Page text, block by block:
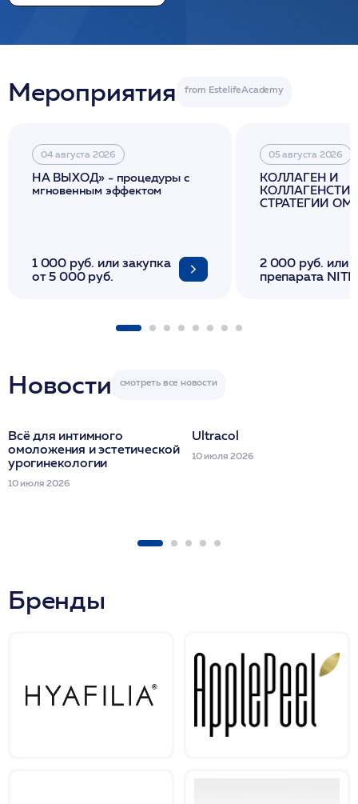
Мероприятия
04 августа 2026
НА ВЫХОД» - процедуры с
мгновенным эффектом
1 000 руб. или закупка
от 5 000 руб.
05 августа 2026
КОЛЛАГЕН И
СТРАТЕГИИ
2 000 руб. или
препарата
Новости
Всё для интимного
омоложения и эстетической
урогинекологии
10 июля 2026
Ultracol
10 июля 2026
Бренды